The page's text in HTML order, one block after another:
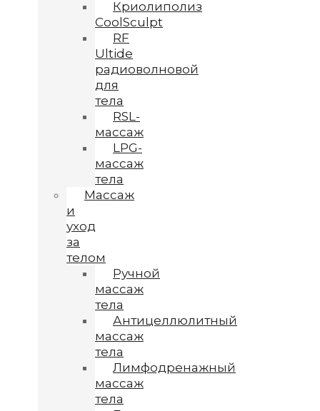
Криолиполиз
CoolSculpt
RF
Ultide
радиоволновой
для
тела
RSL-
массаж
LPG-
массаж
тела
Массаж
и
уход
за
телом
Ручной
массаж
тела
Антицеллюлитный
массаж
тела
Лимфодренажный
массаж
тела